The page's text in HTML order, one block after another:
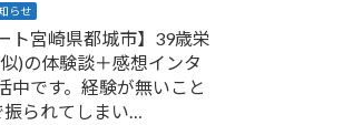
らせ
ト宮崎県都城市】39歳栄
)の体験談＋感想インタ
中です。経験が無いこと
られてしまい…